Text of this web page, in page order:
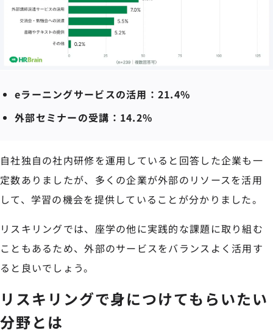
eラーニングサービスの活用：21.4%
外部セミナーの受講：14.2%
自社独自の社内研修を運用していると回答した企業も一
定数ありましたが、多くの企業が外部のリソースを活用
して、学習の機会を提供していることが分かりました。
リスキリングでは、座学の他に実践的な課題に取り組む
こともあるため、外部のサービスをバランスよく活用す
ると良いでしょう。
リスキリングで身につけてもらいたい
分野とは